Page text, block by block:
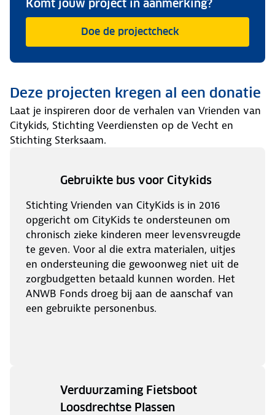
Komt jouw project in aanmerking?
Doe de projectcheck
Deze projecten kregen al een donatie
Laat je inspireren door de verhalen van Vrienden van
Citykids, Stichting Veerdiensten op de Vecht en
Stichting Sterksaam.
Gebruikte bus voor Citykids
Stichting Vrienden van CityKids is in 2016
opgericht om CityKids te ondersteunen om
chronisch zieke kinderen meer levensvreugde
te geven. Voor al die extra materialen, uitjes
en ondersteuning die gewoonweg niet uit de
zorgbudgetten betaald kunnen worden. Het
ANWB Fonds droeg bij aan de aanschaf van
een gebruikte personenbus.
Verduurzaming Fietsboot
Loosdrechtse Plassen